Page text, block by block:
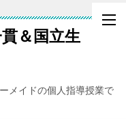
＆国立生
メイドの個人指導授業で